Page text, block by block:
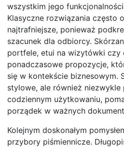
wszystkim jego
Klasyczne rozwiązania często
najtrafniejsze, ponieważ
szacunek dla odbiorcy.
portfele, etui na wizytówki czy
ponadczasowe propozycje,
się w kontekście biznesowym.
stylowe, ale również
codziennym użytkowaniu,
porządek w ważnych
Kolejnym doskonałym
przybory piśmiennicze.